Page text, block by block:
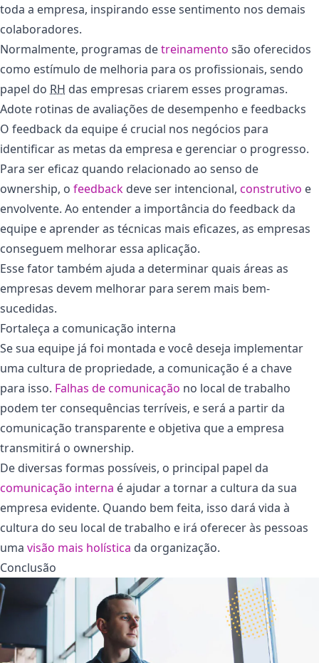
toda a empresa, inspirando esse sentimento nos demais
colaboradores.
Normalmente, programas detreinamento são oferecidos
como estímulo de melhoria para os profissionais, sendo
papel do RH das empresas criarem esses programas.
Adote rotinas de avaliações de desempenho e feedbacks
O feedback da equipe é crucial nos negócios para
identificar as metas da empresa e gerenciar o progresso.
Para ser eficaz quando relacionado ao senso de
ownership, o feedback deve ser intencional, construtivo e
envolvente. Ao entender a importância do feedback da
equipe e aprender as técnicas mais eficazes, as empresas
conseguem melhorar essa aplicação.
Esse fator também ajuda a determinar quais áreas as
empresas devem melhorar para serem mais bem-
sucedidas.
Fortaleça a comunicação interna
Se sua equipe já foi montada e você deseja implementar
uma cultura de propriedade, a comunicação é a chave
para isso. Falhas de comunicação no local de trabalho
podem ter consequências terríveis, e será a partir da
comunicação transparente e objetiva que a empresa
transmitirá o ownership.
De diversas formas possíveis, o principal papel da
comunicação interna é ajudar a tornar a cultura da sua
empresa evidente. Quando bem feita, isso dará vida à
cultura do seu local de trabalho e irá oferecer às pessoas
uma visão mais holística da organização.
Conclusão